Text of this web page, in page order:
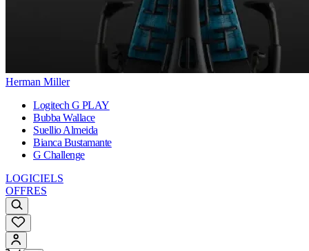
Herman Miller
Logitech G PLAY
Bubba Wallace
Suellio Almeida
Bianca Bustamante
G Challenge
LOGICIELS
OFFRES